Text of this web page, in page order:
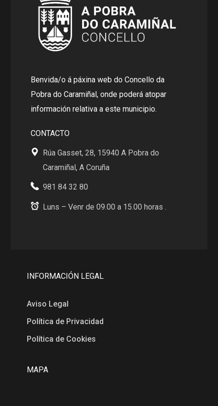
Benvida/o á páxina web do Concello da
Pobra do Caramiñal, onde poderá atopar
información relativa a este municipio.
CONTACTO
Rúa Gasset, 28, 15940 A Pobra do
Caramiñal, A Coruña
981 84 32 80
Luns – Venr de 09.00 a 15.00 horas .
INFORMACIÓN LEGAL
Aviso Legal
Política de Privacidad
Política de Cookies
MAPA